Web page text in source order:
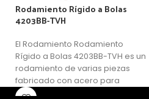
Rodamiento Rígido a Bolas
4203BB-TVH
El Rodamiento Rodamiento
Rígido a Bolas 4203BB-TVH es un
rodamiento de varias piezas
fabricado con acero para
rodamientos. Consisten en